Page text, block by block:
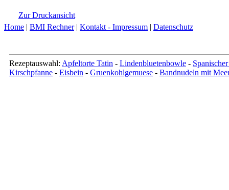
Zur Druckansicht
Home | BMI Rechner| Kontakt - Impressum | Datenschutz
Rezeptauswahl: Apfeltorte Tatin - Lindenbluetenbowle -
Kirschpfanne - Eisbein - Gruenkohlgemuese - Bandnudeln mit